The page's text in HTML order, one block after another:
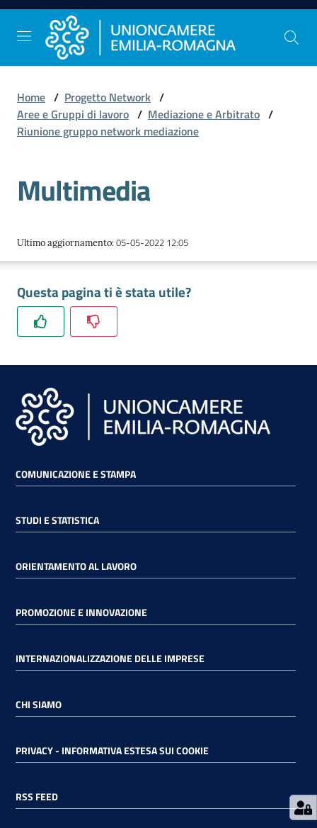
Vai al contenuto
Vai alla navigazione
Vai al footer
Comunicazione
e
Studi
Statistica
Orientamento
al
lavoro
Promozione
e
Innovazione
Internazionalizzazione
Chi
siamo
RSS
su
Home / Progetto Network /
Aree e Gruppi di lavoro / Mediazione e Arbitrato /
Riunione gruppo network mediazione
Multimedia
Ultimo aggiornamento:05-05-2022 12:05
Questa pagina ti è stata utile?
COMUNICAZIONE E STAMPA
STUDI E STATISTICA
ORIENTAMENTO AL LAVORO
PROMOZIONE E INNOVAZIONE
INTERNAZIONALIZZAZIONE DELLE IMPRESE
CHI SIAMO
PRIVACY - INFORMATIVA ESTESA SUI COOKIE
RSS FEED